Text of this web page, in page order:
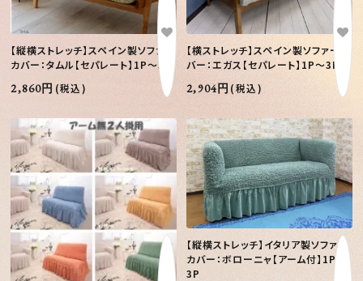
【縦横ストレッチ】スペイン製ソファー
カバー：タムル【セパレート】1P～3P
2,860円 (税込)
【横ストレッチ】スペイン製ソファーカ
バー：エガス【セパレート】1P～3P
2,904円 (税込)
【縦横ストレッチ】イタリア製ソファー
カバー：ボローニャ【アーム付】1P～
3P